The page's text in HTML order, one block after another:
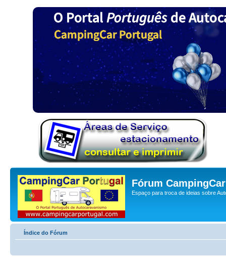
Fórum
Espaço para troca de ideias sobre
Índice do Fórum